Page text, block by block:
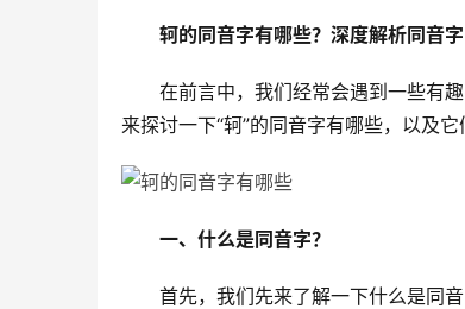
轲的同音字有哪些？深度解析同音
在前言中，我们经常会遇到一些有趣
来探讨一下“轲”的同音字有哪些，以及它
一、什么是同音字？
首先，我们先来了解一下什么是同音